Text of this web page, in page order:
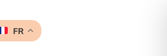
FR